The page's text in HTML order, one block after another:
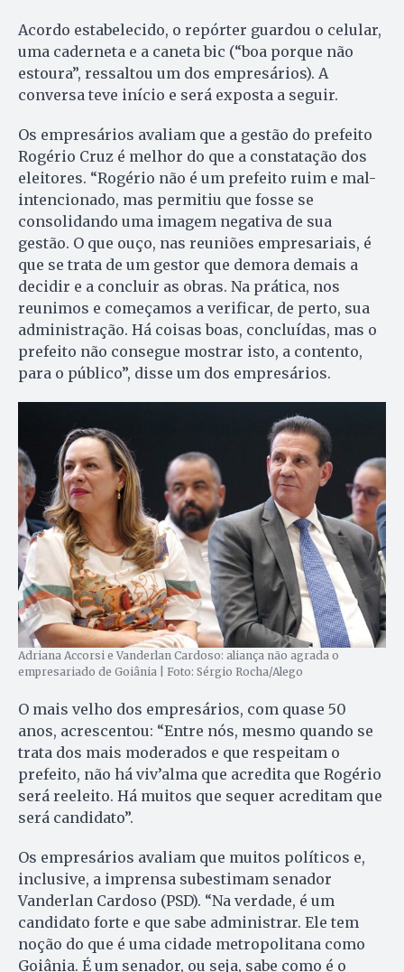
Acordo estabelecido, o repórter guardou o celular,
uma caderneta e a caneta bic (“boa porque não
estoura”, ressaltou um dos empresários). A
conversa teve início e será exposta a seguir.
Os empresários avaliam que a gestão do prefeito
Rogério Cruz é melhor do que a constatação dos
eleitores. “Rogério não é um prefeito ruim e mal-
intencionado, mas permitiu que fosse se
consolidando uma imagem negativa de sua
gestão. O que ouço, nas reuniões empresariais, é
que se trata de um gestor que demora demais a
decidir e a concluir as obras. Na prática, nos
reunimos e começamos a verificar, de perto, sua
administração. Há coisas boas, concluídas, mas o
prefeito não consegue mostrar isto, a contento,
para o público”, disse um dos empresários.
Adriana Accorsi e Vanderlan Cardoso: aliança não agrada o
empresariado de Goiânia | Foto: Sérgio Rocha/Alego
O mais velho dos empresários, com quase 50
anos, acrescentou: “Entre nós, mesmo quando se
trata dos mais moderados e que respeitam o
prefeito, não há viv’alma que acredita que Rogério
será reeleito. Há muitos que sequer acreditam que
será candidato”.
Os empresários avaliam que muitos políticos e,
inclusive, a imprensa subestimam senador
Vanderlan Cardoso (PSD). “Na verdade, é um
candidato forte e que sabe administrar. Ele tem
noção do que é uma cidade metropolitana como
Goiânia. É um senador, ou seja, sabe como é o